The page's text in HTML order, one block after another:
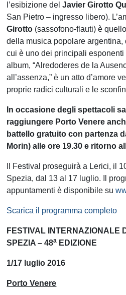
l’esibizione delJavier Girotto
San Pietro – ingresso libero).
Girotto (sassofono-flauti) è
della musica popolare
cui è uno dei principali
album, “Alredoderes de la
all’assenza,” è un atto d’amore
proprie radici culturali e le
In occasione degli spettacoli
raggiungere Porto Venere
battello gratuito con partenza
Morin) alle ore 19.30 e ritorno
Il Festival proseguirà a Lerici, il
Spezia, dal 13 al 17 luglio. Il
appuntamenti è disponibile su
Scarica il programma completo
FESTIVAL INTERNAZIONALE
SPEZIA – 48a EDIZIONE
1/17 luglio 2016
Porto Venere